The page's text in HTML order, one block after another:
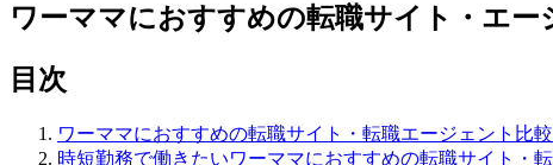
ワーママにおすすめの転職サイト・エ
目次
ワーママにおすすめの転職サイト・転職エージェント比
時短勤務で働きたいワーママにおすすめの転職サイト・